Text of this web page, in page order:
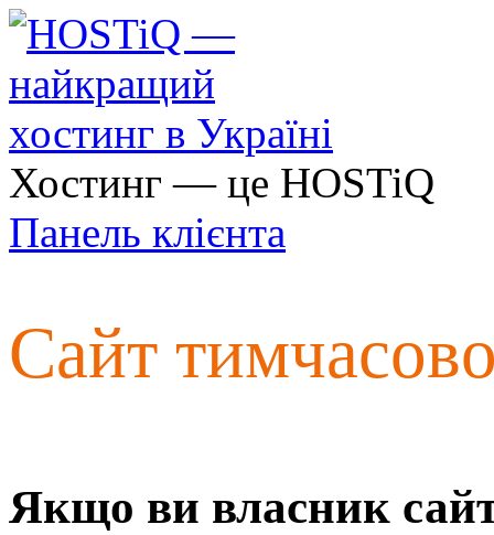
Хостинг — це HOSTiQ
Панель клієнта
Сайт
Якщо ви власник